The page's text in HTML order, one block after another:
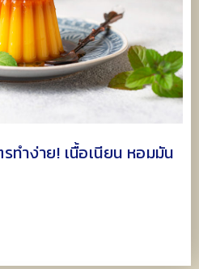
ำง่าย! เนื้อเนียน หอมมัน